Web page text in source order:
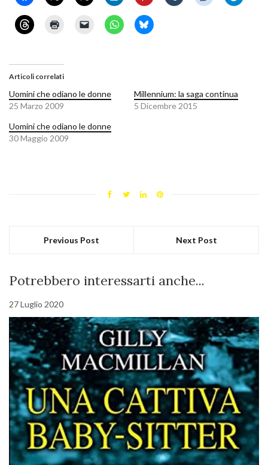
Articoli correlati
Uomini che odiano le donne
25 Marzo 2009
Millennium: la saga continua
5 Dicembre 2015
Uomini che odiano le donne
30 Maggio 2009
Previous Post Next Post
Potrebbero interessarti anche...
27 Luglio 2020